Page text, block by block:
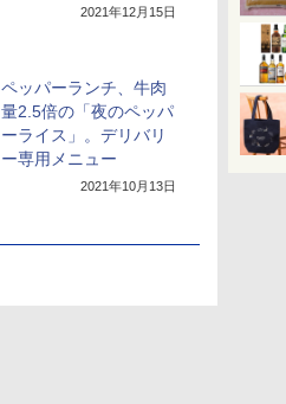
2021年12月15日
ペッパーランチ、牛肉
量2.5倍の「夜のペッパ
ーライス」。デリバリ
ー専用メニュー
2021年10月13日